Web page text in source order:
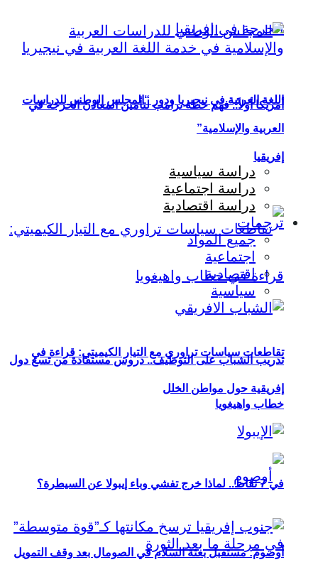
أمريكا أولاً.. فهم خطة ترامب لتأمين المعادن الحرجة في
إفريقيا
تقاطعات سياسات تراوري مع التيار الكيميتي: قراءة في
خطاب واهيغويا
أوصوم: مستقبل بعثة السلام في الصومال بعد وقف التمويل
اللغة العربية في نيجيريا ودور “المجلس الوطني للدراسات
العربية والإسلامية”
دراسة سياسية
دراسة اجتماعية
دراسة اقتصادية
ترجمات
جميع المواد
اجتماعية
اقتصادية
سياسية
تدريب الشباب على التوظيف.. دروس مستفادة من تسع دول
إفريقية حول مواطن الخلل
في 7 نقاط.. لماذا خرج تفشي وباء إيبولا عن السيطرة؟